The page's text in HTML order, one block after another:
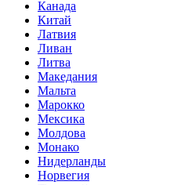
Канада
Китай
Латвия
Ливан
Литва
Македания
Мальта
Марокко
Мексика
Молдова
Монако
Нидерланды
Норвегия